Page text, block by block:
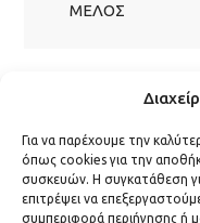
Για να παρέχουμε την
όπως cookies για την
συσκευών. Η συγκατάθεση
επιτρέψει να
συμπεριφορά περιήγησης ή
ΜΕΛΟΣ